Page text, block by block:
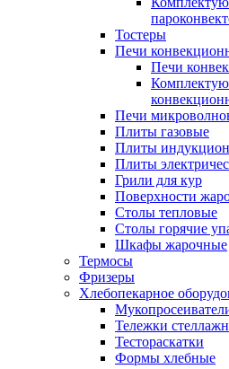
Тостеры
Печи
Печи
Печи
Плиты газовые
Плиты
Плиты
Грили для кур
Поверхности
Столы тепловые
Столы горячие
Шкафы жарочные
Термосы
Фризеры
Хлебопекарное
Тележки
Тестораскатки
Формы хлебные